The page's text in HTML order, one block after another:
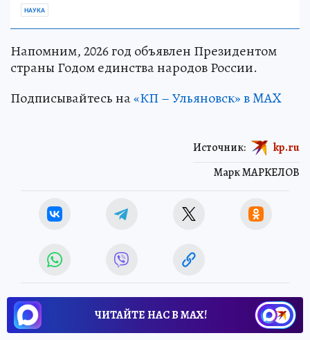
НАУКА
Напомним, 2026 год объявлен Президентом
страны Годом единства народов России.
Подписывайтесь на«КП – Ульяновск» в MAX
Марк МАРКЕЛОВ
Источник: kp.ru
ЧИТАЙТЕ НАС В МАХ!